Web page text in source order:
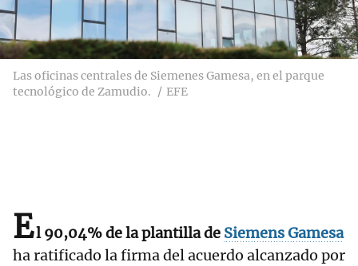
Las oficinas centrales de Siemenes Gamesa, en el parque
tecnológico de Zamudio.
EFE
El 90,04% de la plantilla de Siemens Gamesa
ha ratificado la firma del acuerdo alcanzado por